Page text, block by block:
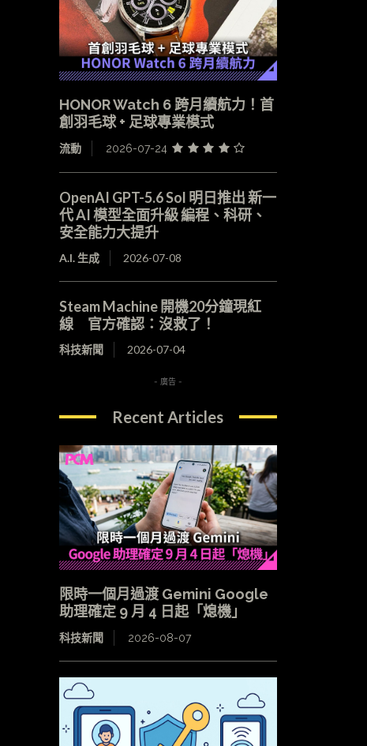
HONOR Watch 6 跨月續航力！首
創羽毛球 + 足球專業模式
流動 2026-07-24
OpenAI GPT-5.6 Sol 明日推出 新一
代 AI 模型全面升級 編程、科研、
安全能力大提升
A.I. 生成 2026-07-08
Steam Machine 開機20分鐘現紅
線 官方確認：沒救了！
科技新聞 2026-07-04
- 廣告 -
Recent Articles
限時一個月過渡 Gemini Google
助理確定 9 月 4 日起「熄機」
科技新聞 2026-08-07